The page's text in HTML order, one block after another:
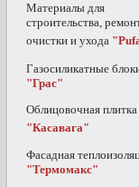
Материалы для
строительства,
очистки и ухода
Газосиликатные
"Грас"
Облицовочная плитка
"Касавага"
Фасадная
"Термомакс"